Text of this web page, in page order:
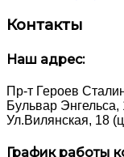
Контакты
Наш адрес:
Пр-т Героев
Бульвар
Ул.Вилянская, 18
График работы